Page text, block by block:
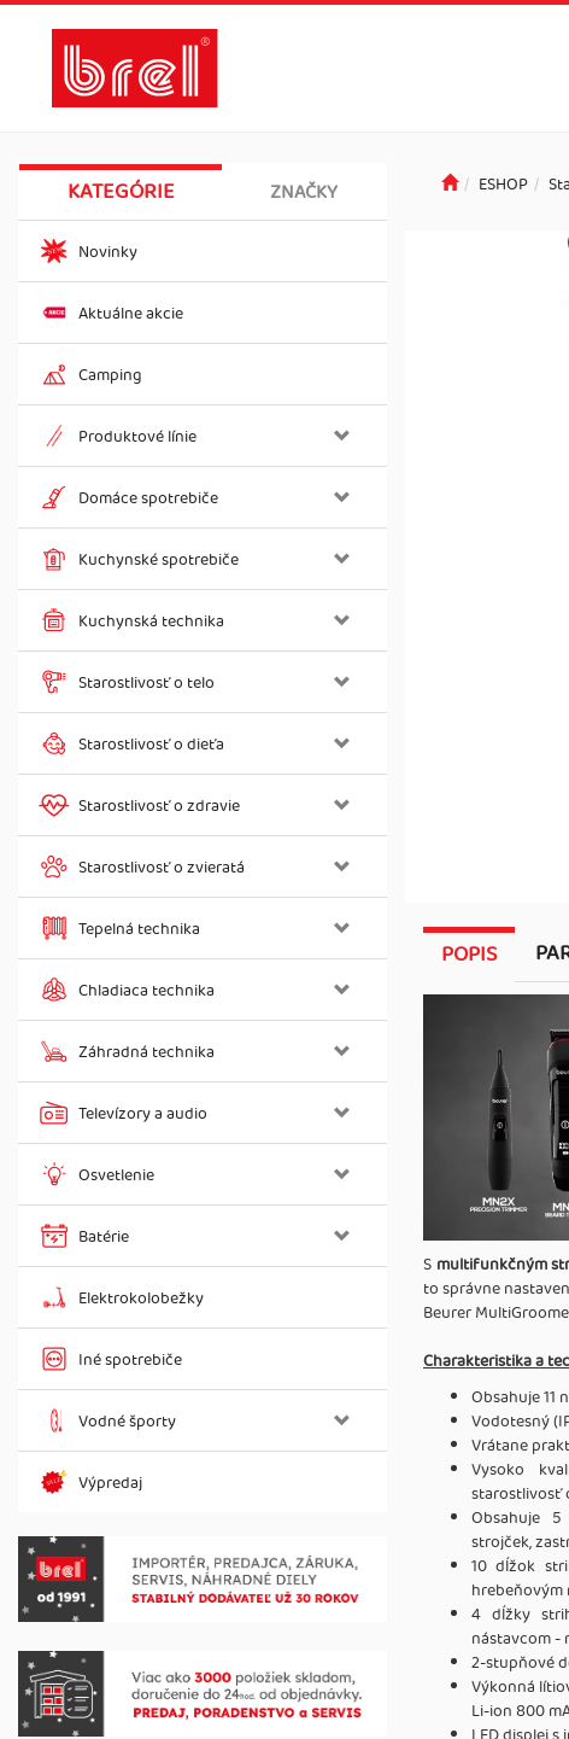
KATEGÓRIE ZNAČKY
Novinky
Aktuálne akcie
Camping
Produktové línie
Domáce spotrebiče
Kuchynské spotrebiče
Kuchynská technika
Starostlivosť o telo
Starostlivosť o dieťa
Starostlivosť o zdravie
Starostlivosť o zvieratá
Tepelná technika
Chladiaca technika
Záhradná technika
Televízory a audio
Osvetlenie
Batérie
Elektrokolobežky
Iné spotrebiče
Vodné športy
Výpredaj
ESHOP
POPIS
S multifunkčným
to správne
Beurer
Charakteristika a
Obsahuje 11
Vodotesný
Vrátane
Vysoko
starostlivosť
Obsahuje
strojček,
10 dĺžok
hrebeňovým
4 dĺžky
nástavcom -
2-stupňové
Výkonná
Li-ion 800